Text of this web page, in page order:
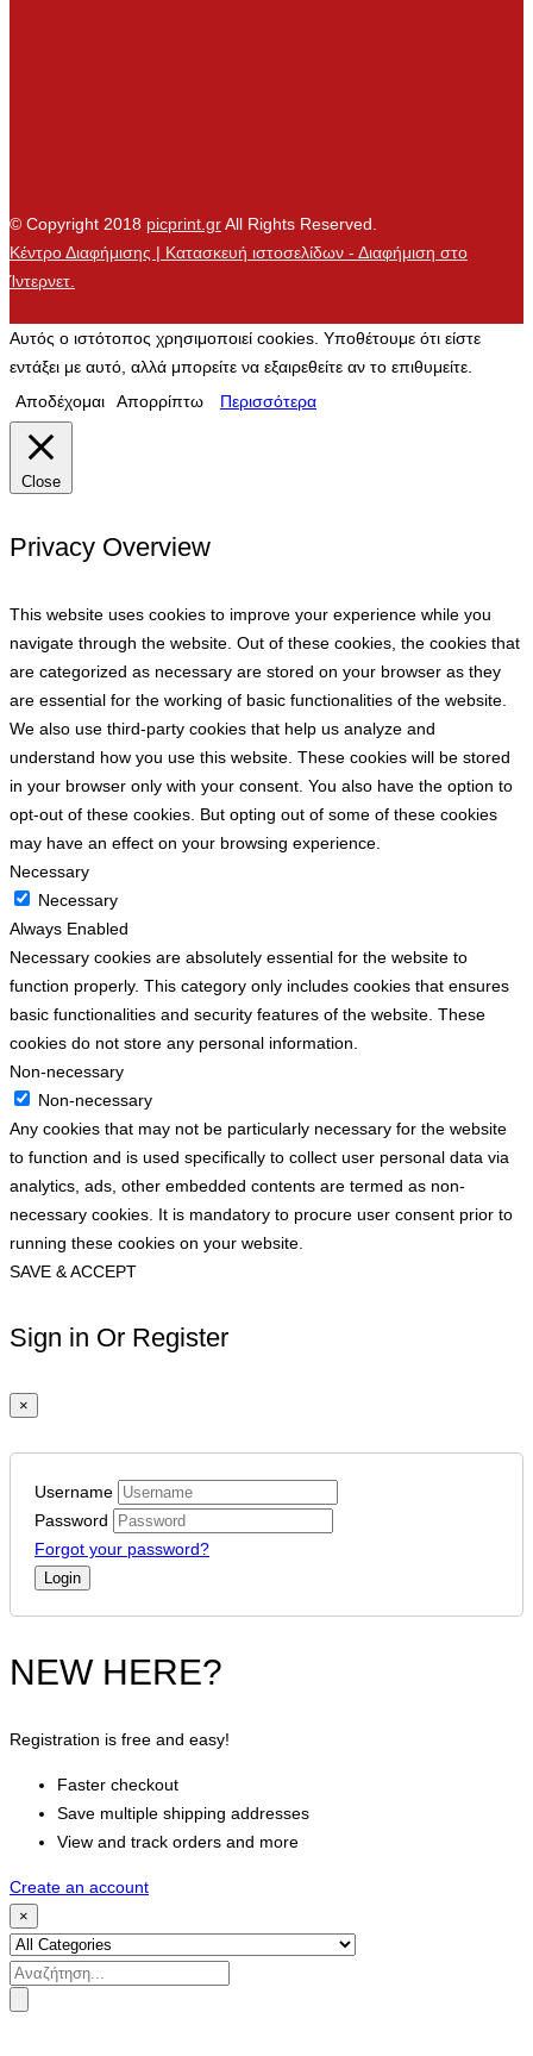
© Copyright 2018 picprint.grAll Rights Reserved.
Κέντρο Διαφήμισης | Κατασκευή ιστοσελίδων - Διαφήμιση στο
Ίντερνετ.
Αυτός ο ιστότοπος χρησιμοποιεί cookies. Υποθέτουμε ότι είστε
εντάξει με αυτό, αλλά μπορείτε να εξαιρεθείτε αν το επιθυμείτε.
Αποδέχομαι
Απορρίπτω Περισσότερα
Close
Privacy Overview
This website uses cookies to improve your experience while you
navigate through the website. Out of these cookies, the cookies that
are categorized as necessary are stored on your browser as they
are essential for the working of basic functionalities of the website.
We also use third-party cookies that help us analyze and
understand how you use this website. These cookies will be stored
in your browser only with your consent. You also have the option to
opt-out of these cookies. But opting out of some of these cookies
may have an effect on your browsing experience.
Necessary
Necessary
Always Enabled
Necessary cookies are absolutely essential for the website to
function properly. This category only includes cookies that ensures
basic functionalities and security features of the website. These
cookies do not store any personal information.
Non-necessary
Non-necessary
Any cookies that may not be particularly necessary for the website
to function and is used specifically to collect user personal data via
analytics, ads, other embedded contents are termed as non-
necessary cookies. It is mandatory to procure user consent prior to
running these cookies on your website.
SAVE & ACCEPT
Sign in Or Register
×
Username
Password
Forgot your password?
NEW HERE?
Registration is free and easy!
Faster checkout
Save multiple shipping addresses
View and track orders and more
Create an account
×
Search